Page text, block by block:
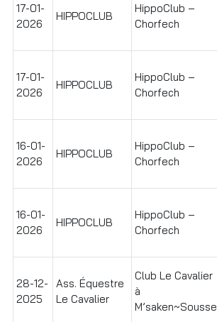
17-01-
2026
HIPPOCLUB
HippoClub –
Chorfech
17-01-
2026
HIPPOCLUB
HippoClub –
Chorfech
16-01-
2026
HIPPOCLUB
HippoClub –
Chorfech
16-01-
2026
HIPPOCLUB
HippoClub –
Chorfech
28-12-
2025
Ass. Équestre
Le Cavalier
Club Le Cavalier
à
M’saken~Sousse